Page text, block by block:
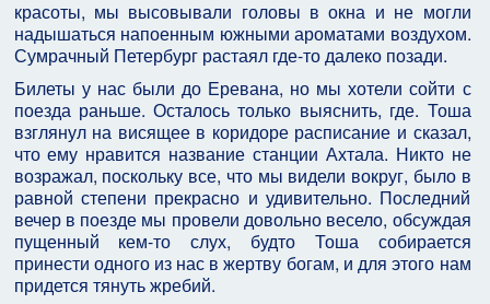
красоты, мы высовывали головы в окна и не могли
надышаться напоенным южными ароматами воздухом.
Сумрачный Петербург растаял где-то далеко позади.
Билеты у нас были до Еревана, но мы хотели сойти с
поезда раньше. Осталось только выяснить, где. Тоша
взглянул на висящее в коридоре расписание и сказал,
что ему нравится название станции Ахтала. Никто не
возражал, поскольку все, что мы видели вокруг, было в
равной степени прекрасно и удивительно. Последний
вечер в поезде мы провели довольно весело, обсуждая
пущенный кем-то слух, будто Тоша собирается
принести одного из нас в жертву богам, и для этого нам
придется тянуть жребий.